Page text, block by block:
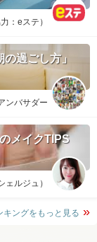
：eステ）
過ごし方」
ンバサダー
メイクTIPS
ルジュ）
キングをもっと見る